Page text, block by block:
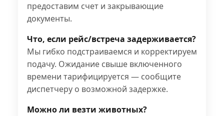
предоставим счет и закрывающие
документы.
Что, если рейс/встреча задерживается?
Мы гибко подстраиваемся и корректируем
подачу. Ожидание свыше включенного
времени тарифицируется — сообщите
диспетчеру о возможной задержке.
Можно ли везти животных?